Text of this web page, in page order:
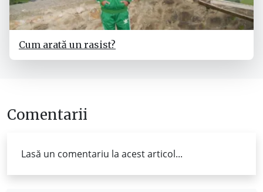
Cum arată un rasist?
Comentarii
Lasă un comentariu la acest articol...